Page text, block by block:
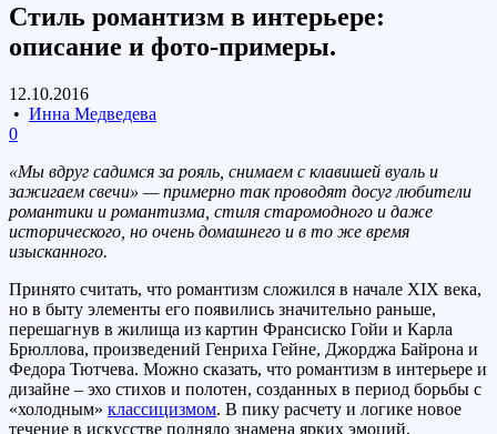
Стиль романтизм в интерьере:
описание и фото-примеры.
12.10.2016
• Инна Медведева
0
«Мы вдруг садимся за рояль, снимаем с клавишей вуаль и
зажигаем свечи» — примерно так проводят досуг любители
романтики и романтизма, стиля старомодного и даже
исторического, но очень домашнего и в то же время
изысканного.
Принято считать, что романтизм сложился в начале ХIХ века,
но в быту элементы его появились значительно раньше,
перешагнув в жилища из картин Франсиско Гойи и Карла
Брюллова, произведений Генриха Гейне, Джорджа Байрона и
Федора Тютчева. Можно сказать, что романтизм в интерьере и
дизайне – эхо стихов и полотен, созданных в период борьбы с
«холодным» классицизмом. В пику расчету и логике новое
течение в искусстве подняло знамена ярких эмоций,